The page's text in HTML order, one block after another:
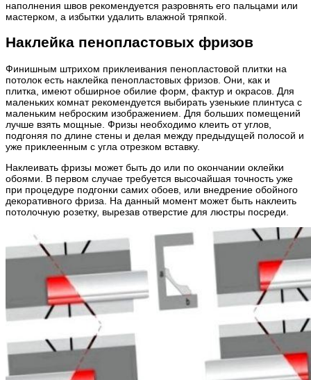
наполнения швов рекомендуется разровнять его пальцами или
мастерком, а избытки удалить влажной тряпкой.
Наклейка пенопластовых фризов
Финишным штрихом приклеивания пенопластовой плитки на
потолок есть наклейка пенопластовых фризов. Они, как и
плитка, имеют обширное обилие форм, фактур и окрасов. Для
маленьких комнат рекомендуется выбирать узенькие плинтуса с
маленьким неброским изображением. Для больших помещений
лучше взять мощные. Фризы необходимо клеить от углов,
подгоняя по длине стены и делая между предыдущей полосой и
уже приклеенным с угла отрезком вставку.
Наклеивать фризы может быть до или по окончании оклейки
обоями. В первом случае требуется высочайшая точность уже
при процедуре подгонки самих обоев, или внедрение обойного
декоративного фриза. На данный момент может быть наклеить
потолочную розетку, вырезав отверстие для люстры посреди.